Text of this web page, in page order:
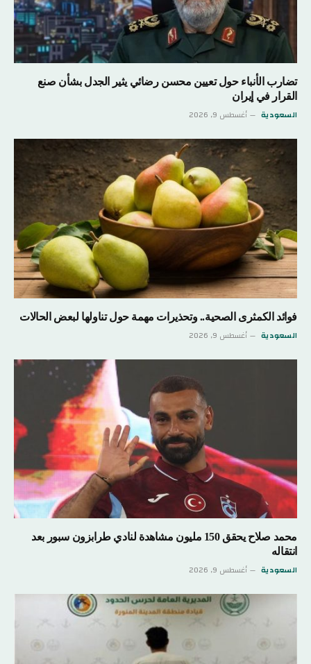
تضارب الأنباء حول تعيين محسن رضائي يثير الجدل بشأن صنع
القرار في إيران
السعودية أغسطس 9, 2026
فوائد الكمثرى الصحية.. وتحذيرات مهمة حول تناولها لبعض الحالات
السعودية أغسطس 9, 2026
محمد صلاح يحقق 150 مليون مشاهدة لنادي طرابزون سبور بعد
انتقاله
السعودية أغسطس 9, 2026